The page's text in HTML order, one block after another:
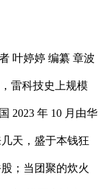
叶婷婷 编纂 章波
雷科技史上规模
2023 年 10 月由华
天，盛于本钱狂
；当团聚的炊火